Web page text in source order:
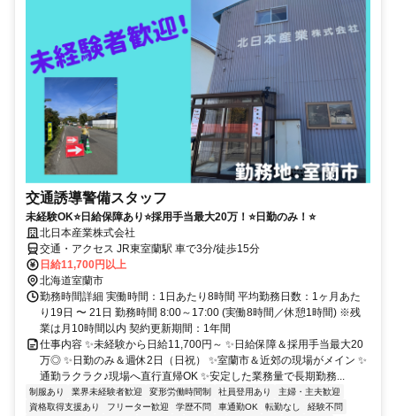
交通誘導警備スタッフ
未経験OK⭐日給保障あり⭐採用手当最大20万！⭐日勤のみ！⭐
北日本産業株式会社
交通・アクセス JR東室蘭駅 車で3分/徒歩15分
日給11,700円以上
北海道室蘭市
勤務時間詳細 実働時間：1日あたり8時間 平均勤務日数：1ヶ月あた
り19日 〜 21日 勤務時間 8:00～17:00 (実働8時間／休憩1時間) ※残
業は月10時間以内 契約更新期間：1年間
仕事内容 ✨未経験から日給11,700円～ ✨日給保障＆採用手当最大20
万◎ ✨日勤のみ＆週休2日（日祝） ✨室蘭市＆近郊の現場がメイン ✨
通勤ラクラク♪現場へ直行直帰OK ✨安定した業務量で長期勤務...
制服あり 業界未経験者歓迎 変形労働時間制 社員登用あり
主婦・主夫歓迎
資格取得支援あり
フリーター歓迎 学歴不問 車通勤OK 転勤なし
経験不問